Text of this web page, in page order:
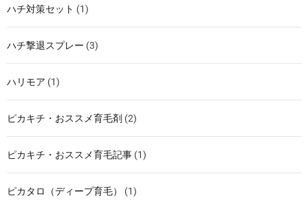
ハチ対策セット (1)
ハチ撃退スプレー (3)
ハリモア (1)
ピカキチ・おススメ育毛剤 (2)
ピカキチ・おススメ育毛記事 (1)
ピカタロ（ディープ育毛） (1)